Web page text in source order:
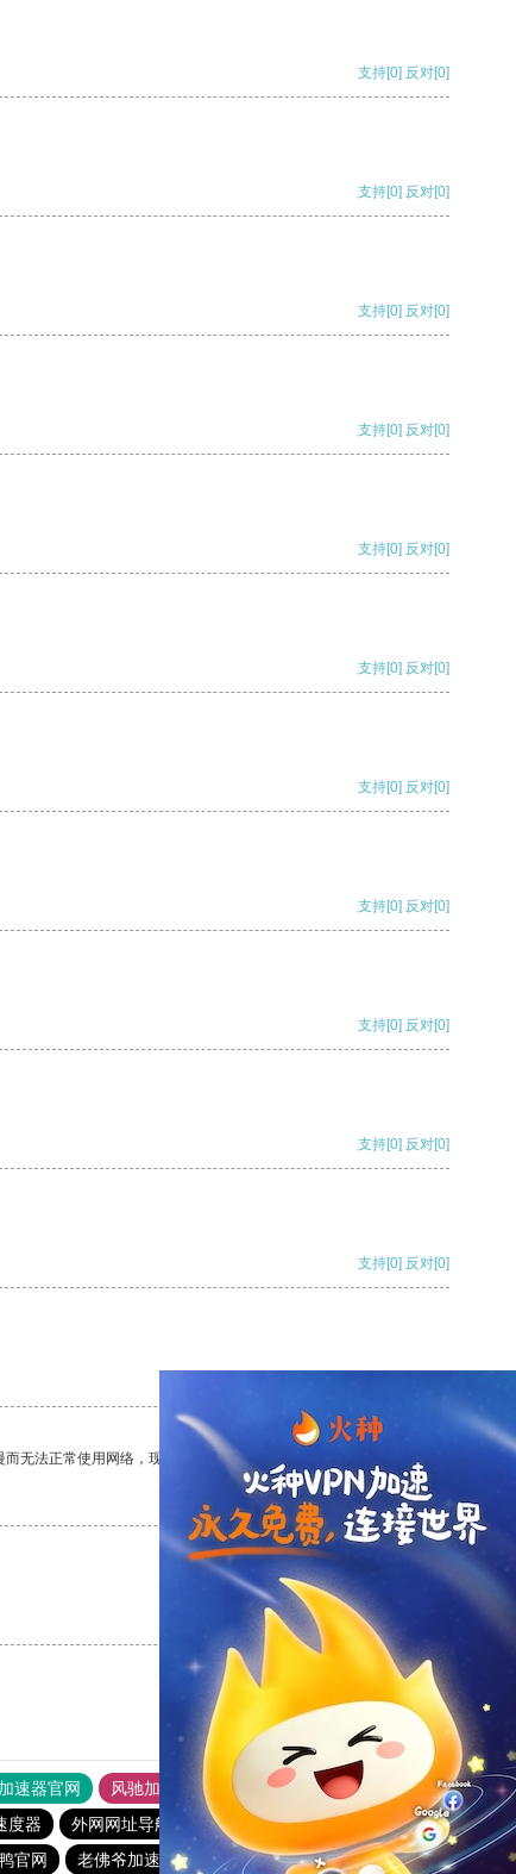
支持[0] 反对[0]
支持[0] 反对[0]
支持[0] 反对[0]
支持[0] 反对[0]
支持[0] 反对[0]
支持[0] 反对[0]
支持[0] 反对[0]
支持[0] 反对[0]
支持[0] 反对[0]
支持[0] 反对[0]
支持[0] 反对[0]
无法正常使用网络，现在有了这个app，我再也不用担心了。
支持 [0] 反对 [0]
支持
速器官网 风驰加速器
旋风加速器
度器 外网网址导航 软件中心 雷霆加速
狂飙加速器
官网 老佛爷加速器 旋风加速度器 极光vqn官网